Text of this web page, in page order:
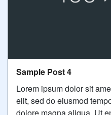
Sample Post 4
Lorem ipsum dolor sit
elit, sed do eiusmod